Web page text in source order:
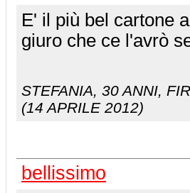
E' il più bel cartone
giuro che ce l'avrò
STEFANIA, 30 ANNI,
(14 APRILE 2012)
bellissimo